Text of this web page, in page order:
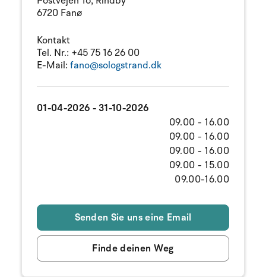
6720 Fanø
Kontakt
Tel. Nr.: +45 75 16 26 00
E-Mail: fano@sologstrand.dk
01-04-2026 - 31-10-2026
09.00 - 16.00
09.00 - 16.00
09.00 - 16.00
09.00 - 15.00
09.00-16.00
Senden Sie uns eine Email
Finde deinen Weg